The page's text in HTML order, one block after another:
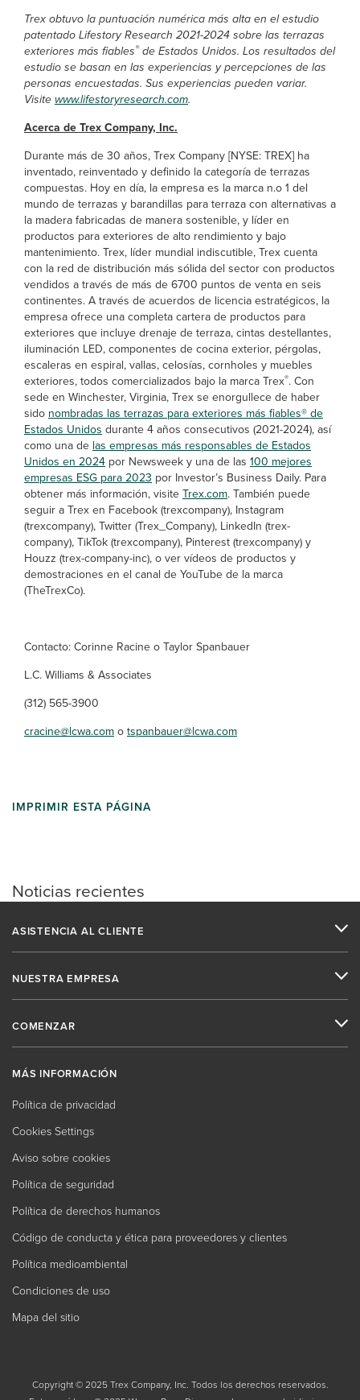
Noticias recientes
Trex obtuvo la puntuación numérica más alta en el estudio
patentado Lifestory Research 2021-2024 sobre las terrazas
exteriores más fiables®de Estados Unidos. Los resultados del
estudio se basan en las experiencias y percepciones de las
personas encuestadas. Sus experiencias pueden variar.
Visite www.lifestoryresearch.com.
Acerca de Trex Company, Inc.
Durante más de 30 años, Trex Company [NYSE: TREX] ha
inventado, reinventado y definido la categoría de terrazas
compuestas. Hoy en día, la empresa es la marca n.o 1 del
mundo de terrazas y barandillas para terraza con alternativas a
la madera fabricadas de manera sostenible, y líder en
productos para exteriores de alto rendimiento y bajo
mantenimiento. Trex, líder mundial indiscutible, Trex cuenta
con la red de distribución más sólida del sector con productos
vendidos a través de más de 6700 puntos de venta en seis
continentes. A través de acuerdos de licencia estratégicos, la
empresa ofrece una completa cartera de productos para
exteriores que incluye drenaje de terraza, cintas destellantes,
iluminación LED, componentes de cocina exterior, pérgolas,
escaleras en espiral, vallas, celosías, cornholes y muebles
exteriores, todos comercializados bajo la marca Trex®. Con
sede en Winchester, Virginia, Trex se enorgullece de haber
sido nombradas las terrazas para exteriores más fiables® de
Estados Unidos durante 4 años consecutivos (2021-2024), así
como una de las empresas más responsables de Estados
Unidos en 2024 por Newsweek y una de las 100 mejores
empresas ESG para 2023 por Investor’s Business Daily. Para
obtener más información, visiteTrex.com. También puede
seguir a Trex en Facebook (trexcompany), Instagram
(trexcompany), Twitter (Trex_Company), LinkedIn (trex-
company), TikTok (trexcompany), Pinterest (trexcompany) y
Houzz (trex-company-inc), o ver vídeos de productos y
demostraciones en el canal de YouTube de la marca
(TheTrexCo).
Contacto: Corinne Racine o Taylor Spanbauer
L.C. Williams & Associates
(312) 565-3900
cracine@lcwa.comotspanbauer@lcwa.com
IMPRIMIR ESTA PÁGINA
ASISTENCIA AL CLIENTE
NUESTRA EMPRESA
COMENZAR
MÁS INFORMACIÓN
Política de privacidad
Cookies Settings
Aviso sobre cookies
Política de seguridad
Política de derechos humanos
Código de conducta y ética para proveedores y clientes
Política medioambiental
Condiciones de uso
Mapa del sitio
Copyright © 2025 Trex Company, Inc. Todos los derechos reservados.